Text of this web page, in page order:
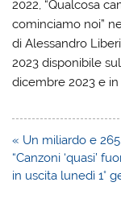
2022, “Qualcosa
cominciamo noi”
di Alessandro
2023 disponibile
dicembre 2023 e
Navigazione
articoli
« Un miliardo e
“Canzoni ‘quasi’
in uscita lunedì 1°